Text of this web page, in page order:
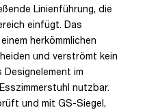
Linienführung, die
einfügt. Das
herkömmlichen
und verströmt kein
Designelement im
nutzbar.
und mit GS-Siegel,